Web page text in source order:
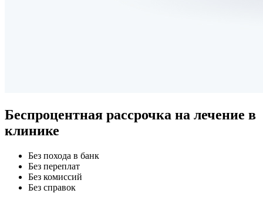
Беспроцентная рассрочка на лечение в
клинике
Без похода в банк
Без переплат
Без комиссий
Без справок